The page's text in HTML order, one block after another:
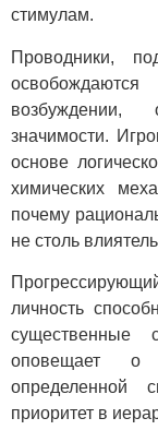
стимулам.
Проводники,
возбуждении,
значимости.
основе
химических
почему
не столь
личность
существенные
оповещает о
определенной
приоритет в